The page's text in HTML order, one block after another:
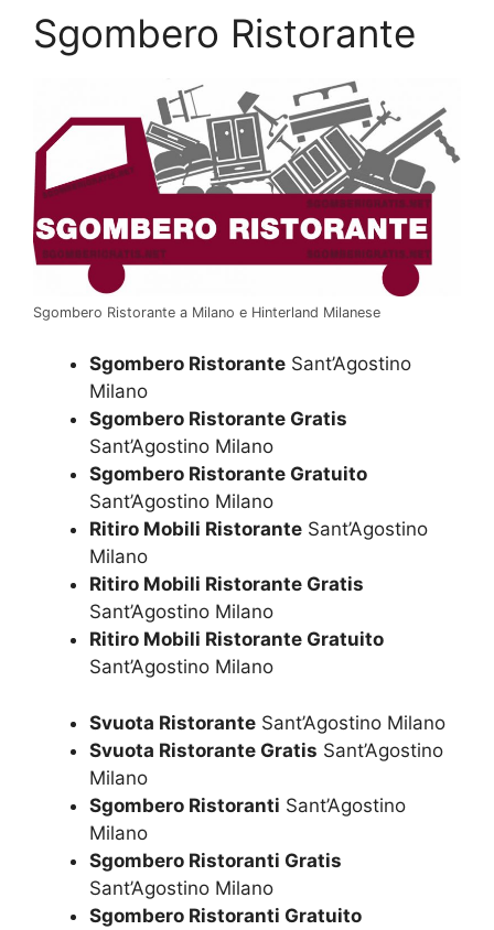
Sgombero Ristorante
Sgombero Ristorante a Milano e Hinterland Milanese
Sgombero Ristorante Sant’Agostino
Milano
Sgombero Ristorante Gratis
Sant’Agostino Milano
Sgombero Ristorante Gratuito
Sant’Agostino Milano
Ritiro Mobili Ristorante Sant’Agostino
Milano
Ritiro Mobili Ristorante Gratis
Sant’Agostino Milano
Ritiro Mobili Ristorante Gratuito
Sant’Agostino Milano
Svuota Ristorante Sant’Agostino Milano
Svuota Ristorante Gratis Sant’Agostino
Milano
Sgombero Ristoranti Sant’Agostino
Milano
Sgombero Ristoranti Gratis
Sant’Agostino Milano
Sgombero Ristoranti Gratuito